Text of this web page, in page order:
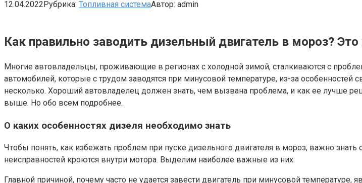
12.04.2022Рубрика: Топливная системаАвтор: admin
Как правильно заводить дизельный двигатель в мороз?
Многие автовладельцы, проживающие в регионах с холодной зимой, сталкиваются с
автомобилей, которые с трудом заводятся при минусовой температуре, из-за особенностей
несколько. Хороший автовладелец должен знать, чем вызвана проблема, и как ее лучше
выше. Но обо всем подробнее.
О каких особенностях дизеля необходимо знать
Чтобы понять, как избежать проблем при пуске дизельного двигателя в мороз, важно
неисправностей кроются внутри мотора. Выделим наиболее важные из них:
Главной причиной, почему часто не удается завести двигатель при минусовой